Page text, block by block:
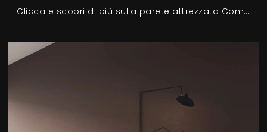
Clicca e scopri di più sulla parete attrezzata Composizione Horizon 914 dell'azienda Mobilgam: è la soluzione dalle linee moderne ideale per te.